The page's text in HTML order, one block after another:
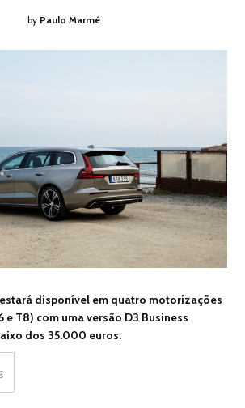
by Paulo Marmé
disponível em quatro motorizações
e T8) com uma versão D3 Business
dos 35.000 euros.